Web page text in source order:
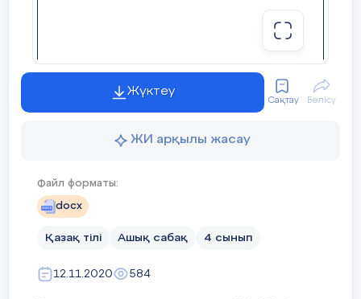
Ықшамсабақтың сабақты жоспарлауда ықпалы
туралы қорытындылар • Ықшамсабақ сабақты
жоспарлау тәсілдеріне ықпал еткен тиімді әдіс –
тәсілдерді жоспарлауды уйрендім. Сабақты
жоспарлауда әріптестердің және тренердің кері
байланысымен ұсыныстарын ескеру арқылы
дескриптор, бағалау критерийлерін құруды
үйрендім. Жоспарлау тәжірибесін дамыту
дамытып,нәтижелі сабаққа қол жеткізуді
үйренемінСабақты жоспарлауда әріптестердің
критерийлерін құруды үйрендім.
Жүктеу
Сақтау Бөлісу
ЖИ арқылы жасау
Файл форматы:
docx
Қазақ тілі Ашық сабақ 4 сынып
12.11.2020 584